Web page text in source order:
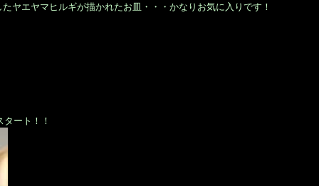
ヤエヤマヒルギが描かれたお皿・・・かなりお気に入りです！
ート！！